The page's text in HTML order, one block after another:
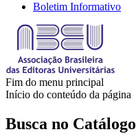
Boletim Informativo
Fim do menu principal
Início do conteúdo da página
Busca no Catálogo